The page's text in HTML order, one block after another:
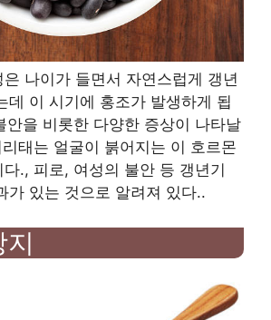
나이가 들면서 자연스럽게 갱년
데 이 시기에 홍조가 발생하게 됩
안을 비롯한 다양한 증상이 나타날
리태는 얼굴이 붉어지는 이 호르몬
다., 피로, 여성의 불안 등 갱년기
가 있는 것으로 알려져 있다..
지